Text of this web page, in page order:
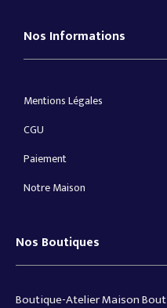
Nos Informations
Mentions Légales
CGU
Paiement
Notre Maison
Nos Boutiques
Boutique-Atelier Maison